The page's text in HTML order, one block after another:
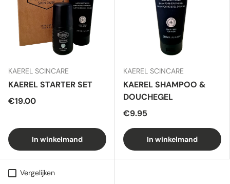
KAEREL SCINCARE
KAEREL STARTER SET
€19.00
In winkelmand
KAEREL SCINCARE
KAEREL SHAMPOO &
DOUCHEGEL
€9.95
In winkelmand
Vergelijken